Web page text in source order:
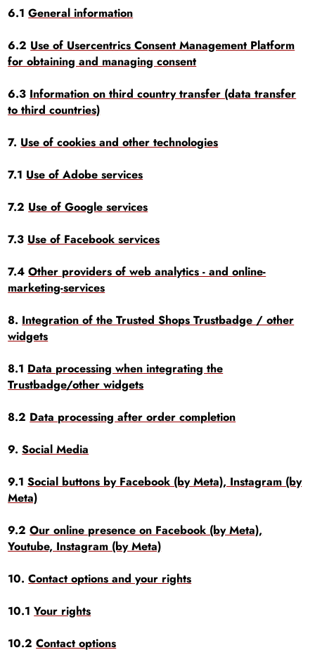
6.1General information
6.2 Use of Usercentrics Consent Management Platform
for obtaining and managing consent
6.3 Information on third country transfer (data transfer
to third countries)
7. Use of cookies and other technologies
7.1 Use of Adobe services
7.2 Use of Google services
7.3 Use of Facebook services
7.4Other providers of web analytics - and online-
marketing-services
8. Integration of the Trusted Shops Trustbadge / other
widgets
8.1 Data processing when integrating the
Trustbadge/other widgets
8.2 Data processing after order completion
9.Social Media
9.1Social buttons by Facebook (by Meta), Instagram (by
Meta)
9.2Our online presence on Facebook (by Meta),
Youtube, Instagram (by Meta)
10.Contact options and your rights
10.1Your rights
10.2Contact options